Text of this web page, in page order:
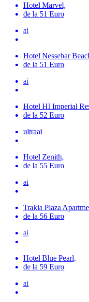
Hotel Marvel,
de la 51 Euro
ai
Hotel Nessebar
de la 51 Euro
ai
Hotel HI Imperial
de la 52 Euro
ultraai
Hotel Zenith,
de la 55 Euro
ai
Trakia Plaza
de la 56 Euro
ai
Hotel Blue Pearl,
de la 59 Euro
ai